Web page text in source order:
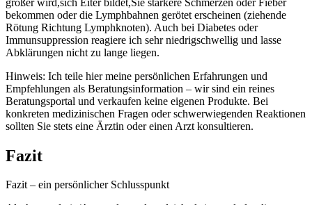
bekommen ⁣oder die Lymphbahnen⁣ gerötet erscheinen⁣ (ziehende
Rötung Richtung ⁤Lymphknoten). Auch bei⁤ Diabetes‍ oder
Immunsuppression reagiere ich‌ sehr niedrigschwellig und‌ lasse
Abklärungen nicht zu ‍lange ​liegen.
Hinweis: Ich teile hier meine persönlichen Erfahrungen⁣ und
Empfehlungen als Beratungsinformation – wir sind ein ​reines
Beratungsportal und ​verkaufen keine eigenen ⁤Produkte.⁢ Bei
konkreten medizinischen Fragen oder schwerwiegenden ‍Reaktionen
sollten Sie​ stets eine ‍Ärztin​ oder ‌einen Arzt konsultieren.
Fazit
Fazit – ein persönlicher Schlusspunkt